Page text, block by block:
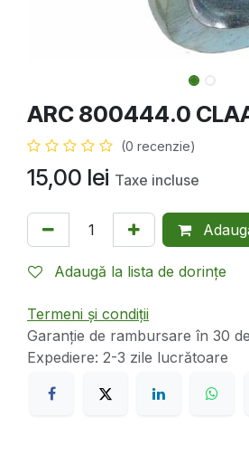
ARC 800444.0
(0 recenzie)
15,00 lei Taxe incluse
Adaugă la lista de dorințe
Termeni și condiții
Garanție de rambursare în 30
Expediere: 2-3 zile lucrătoare